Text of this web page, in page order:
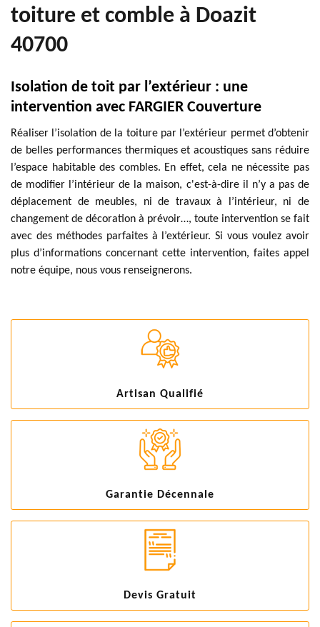
toiture et comble à Doazit
40700
Isolation de toit par l’extérieur : une
intervention avec FARGIER Couverture
Réaliser l’isolation de la toiture par l’extérieur permet d’obtenir
de belles performances thermiques et acoustiques sans réduire
l’espace habitable des combles. En effet, cela ne nécessite pas
de modifier l’intérieur de la maison, c'est-à-dire il n’y a pas de
déplacement de meubles, ni de travaux à l’intérieur, ni de
changement de décoration à prévoir…, toute intervention se fait
avec des méthodes parfaites à l’extérieur. Si vous voulez avoir
plus d’informations concernant cette intervention, faites appel
notre équipe, nous vous renseignerons.
Artisan Qualifié
Garantie Décennale
Devis Gratuit